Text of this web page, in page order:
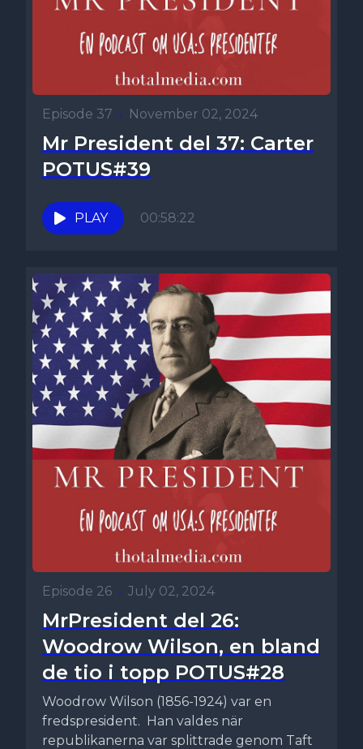
Episode 37 • November 02, 2024
Mr President del 37: Carter
POTUS#39
PLAY 00:58:22
Episode 26 • July 02, 2024
MrPresident del 26:
Woodrow Wilson, en bland
de tio i topp POTUS#28
Woodrow Wilson (1856-1924) var en
fredspresident. Han valdes när
republikanerna var splittrade genom Taft